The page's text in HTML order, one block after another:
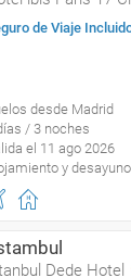
de Viaje
desde Madrid
/ 3 noches
el 11 ago 2026
y desayuno
Dede Hotel